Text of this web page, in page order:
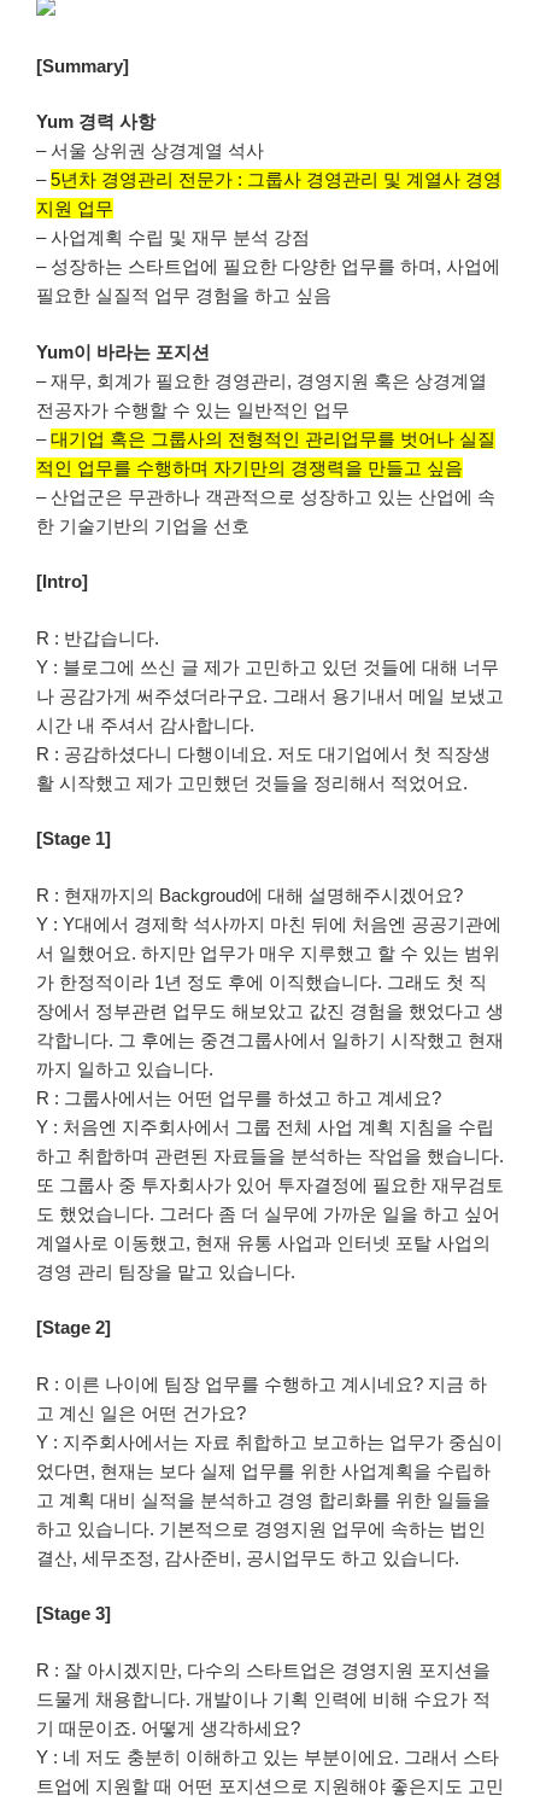
[Summary]
Yum 경력 사항
– 서울 상위권 상경계열 석사
–5년차 경영관리 전문가 : 그룹사 경영관리 및 계열사 경영
지원 업무
– 사업계획 수립 및 재무 분석 강점
– 성장하는 스타트업에 필요한 다양한 업무를 하며, 사업에
필요한 실질적 업무 경험을 하고 싶음
Yum이 바라는 포지션
– 재무, 회계가 필요한 경영관리, 경영지원 혹은 상경계열
전공자가 수행할 수 있는 일반적인 업무
–대기업 혹은 그룹사의 전형적인 관리업무를 벗어나 실질
적인 업무를 수행하며 자기만의 경쟁력을 만들고 싶음
– 산업군은 무관하나 객관적으로 성장하고 있는 산업에 속
한 기술기반의 기업을 선호
[Intro]
R : 반갑습니다.
Y : 블로그에 쓰신 글 제가 고민하고 있던 것들에 대해 너무
나 공감가게 써주셨더라구요. 그래서 용기내서 메일 보냈고
시간 내 주셔서 감사합니다.
R : 공감하셨다니 다행이네요. 저도 대기업에서 첫 직장생
활 시작했고 제가 고민했던 것들을 정리해서 적었어요.
[Stage 1]
R : 현재까지의 Backgroud에 대해 설명해주시겠어요?
Y : Y대에서 경제학 석사까지 마친 뒤에 처음엔 공공기관에
서 일했어요. 하지만 업무가 매우 지루했고 할 수 있는 범위
가 한정적이라 1년 정도 후에 이직했습니다. 그래도 첫 직
장에서 정부관련 업무도 해보았고 값진 경험을 했었다고 생
각합니다. 그 후에는 중견그룹사에서 일하기 시작했고 현재
까지 일하고 있습니다.
R : 그룹사에서는 어떤 업무를 하셨고 하고 계세요?
Y : 처음엔 지주회사에서 그룹 전체 사업 계획 지침을 수립
하고 취합하며 관련된 자료들을 분석하는 작업을 했습니다.
또 그룹사 중 투자회사가 있어 투자결정에 필요한 재무검토
도 했었습니다. 그러다 좀 더 실무에 가까운 일을 하고 싶어
계열사로 이동했고, 현재 유통 사업과 인터넷 포탈 사업의
경영 관리 팀장을 맡고 있습니다.
[Stage 2]
R : 이른 나이에 팀장 업무를 수행하고 계시네요? 지금 하
고 계신 일은 어떤 건가요?
Y : 지주회사에서는 자료 취합하고 보고하는 업무가 중심이
었다면, 현재는 보다 실제 업무를 위한 사업계획을 수립하
고 계획 대비 실적을 분석하고 경영 합리화를 위한 일들을
하고 있습니다. 기본적으로 경영지원 업무에 속하는 법인
결산, 세무조정, 감사준비, 공시업무도 하고 있습니다.
[Stage 3]
R : 잘 아시겠지만, 다수의 스타트업은 경영지원 포지션을
드물게 채용합니다. 개발이나 기획 인력에 비해 수요가 적
기 때문이죠. 어떻게 생각하세요?
Y : 네 저도 충분히 이해하고 있는 부분이에요. 그래서 스타
트업에 지원할 때 어떤 포지션으로 지원해야 좋은지도 고민